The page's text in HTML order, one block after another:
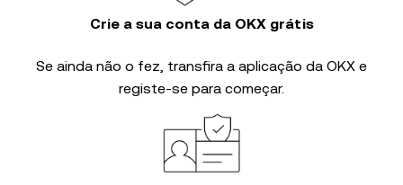
Crie a sua conta da OKX grátis
Se ainda não o fez, transfira a aplicação da OKX e
registe-se para começar.